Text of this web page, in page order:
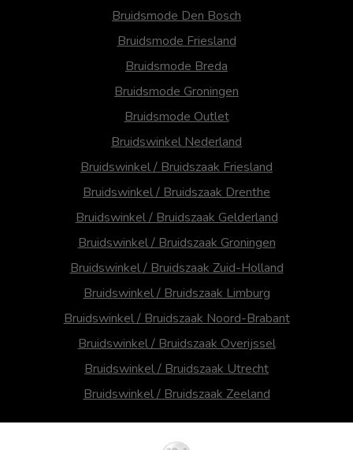
Bruidsmode Den Bosch
Bruidsmode Friesland
Bruidsmode Breda
Bruidsmode Groningen
Bruidsmode Outlet
Bruidswinkel Nederland
Bruidswinkel / Bruidszaak Friesland
Bruidswinkel / Bruidszaak Drenthe
Bruidswinkel / Bruidszaak Gelderland
Bruidswinkel / Bruidszaak Groningen
Bruidswinkel / Bruidszaak Zuid-Holland
Bruidswinkel / Bruidszaak Limburg
Bruidswinkel / Bruidszaak Noord-Brabant
Bruidswinkel / Bruidszaak Overijssel
Bruidswinkel / Bruidszaak Utrecht
Bruidswinkel / Bruidszaak Zeeland